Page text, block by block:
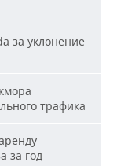
за уклонение
трафика
за год